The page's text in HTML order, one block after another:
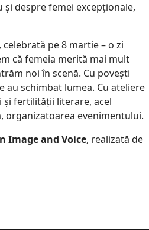
și despre femei excepționale,
pe 8 martie – o zi
că femeia merită mai mult
noi în scenă. Cu povești
au schimbat lumea. Cu ateliere
fertilității literare, acel
organizatoarea evenimentului.
Image and Voice, realizată de